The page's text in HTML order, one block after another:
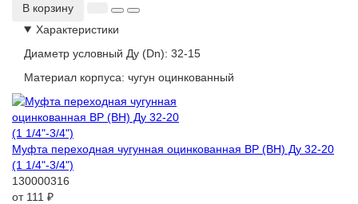
В корзину
Характеристики
Диаметр условный Ду (Dn): 32-15
Материал корпуса: чугун оцинкованный
Муфта переходная чугунная оцинкованная ВР (ВН) Ду 32-20
(1 1/4"-3/4")
130000316
от 111 ₽